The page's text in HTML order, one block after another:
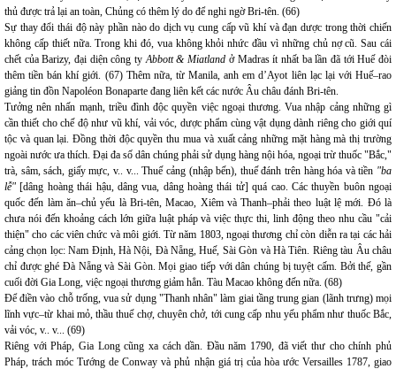
thủ được trả lại an toàn, Chủng có thêm lý do để nghi ngờ Bri-tên. (66)
Sự thay đổi thái độ này phần nào do dịch vụ cung cấp vũ khí và đạn dược trong thời chiến
không cấp thiết nữa. Trong khi đó, vua không khỏi nhức đầu vì những chủ nợ cũ. Sau cái
chết của Barizy, đại diện công tyAbbott & Miatland ở Madras ít nhất ba lần đã tới Huế đòi
thêm tiền bán khí giới. (67) Thêm nữa, từ Manila, anh em d’Ayot liên lạc lại với Huế–rao
giảng tin đồn Napoléon Bonaparte đang liên kết các nước Âu châu đánh Bri-tên.
Tưởng nên nhấn mạnh, triều đình độc quyền việc ngoại thương. Vua nhập cảng những gì
cần thiết cho chế độ như vũ khí, vải vóc, dược phẩm cùng vật dụng dành riêng cho giới quí
tộc và quan lại. Đồng thời độc quyền thu mua và xuất cảng những mặt hàng mà thị trường
ngoài nước ưa thích. Đại đa số dân chúng phải sử dụng hàng nội hóa, ngoại trừ thuốc "Bắc,"
trà, sâm, sách, giấy mực, v.. v... Thuế cảng (nhập bến), thuế đánh trên hàng hóa và tiền "ba
lễ" [dâng hoàng thái hậu, dâng vua, dâng hoàng thái tử] quá cao. Các thuyền buôn ngoại
quốc đến làm ăn–chủ yếu là Bri-tên, Macao, Xiêm và Thanh–phải theo luật lệ mới. Đó là
chưa nói đến khoảng cách lớn giữa luật pháp và việc thực thi, linh động theo nhu cầu "cải
thiện" cho các viên chức và môi giới. Từ năm 1803, ngoại thương chỉ còn diễn ra tại các hải
cảng chọn lọc: Nam Định, Hà Nội, Đà Nẵng, Huế, Sài Gòn và Hà Tiên. Riêng tàu Âu châu
chỉ được ghé Đà Nẵng và Sài Gòn. Mọi giao tiếp với dân chúng bị tuyệt cấm. Bởi thế, gần
cuối đời Gia Long, việc ngoại thương giảm hẳn. Tàu Macao không đến nữa. (68)
Để điền vào chỗ trống, vua sử dụng "Thanh nhân" làm giai tầng trung gian (lãnh trưng) mọi
lĩnh vực–từ khai mỏ, thầu thuế chợ, chuyên chở, tới cung cấp nhu yếu phẩm như thuốc Bắc,
vải vóc, v.. v... (69)
Riêng với Pháp, Gia Long cũng xa cách dần. Đầu năm 1790, đã viết thư cho chính phủ
Pháp, trách móc Tướng de Conway và phủ nhận giá trị của hòa ước Versailles 1787, giao